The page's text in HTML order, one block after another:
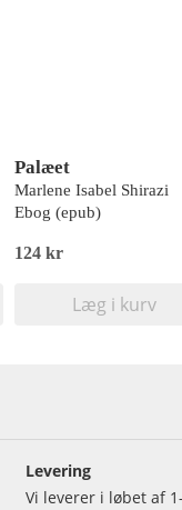
Palæet
Marlene Isabel Shirazi
Ebog (epub)
124 kr
Læg i kurv
Levering
Vi leverer i løbet af